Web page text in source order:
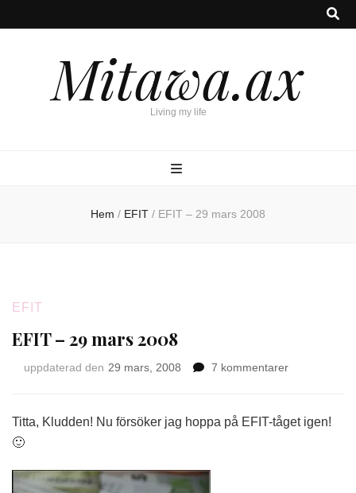
Mitawa.ax
Living my life
Hem / EFIT / EFIT – 29 mars 2008
EFIT
EFIT – 29 mars 2008
uppdaterad den 29 mars, 2008 7 kommentarertill
29
Titta, Kludden! Nu försöker jag hoppa på EFIT-tåget igen!
🙂